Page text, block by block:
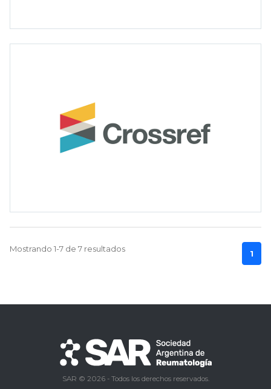
Mostrando 1-7 de 7 resultados 1
SAR © 2026 - Todos los derechos reservados.